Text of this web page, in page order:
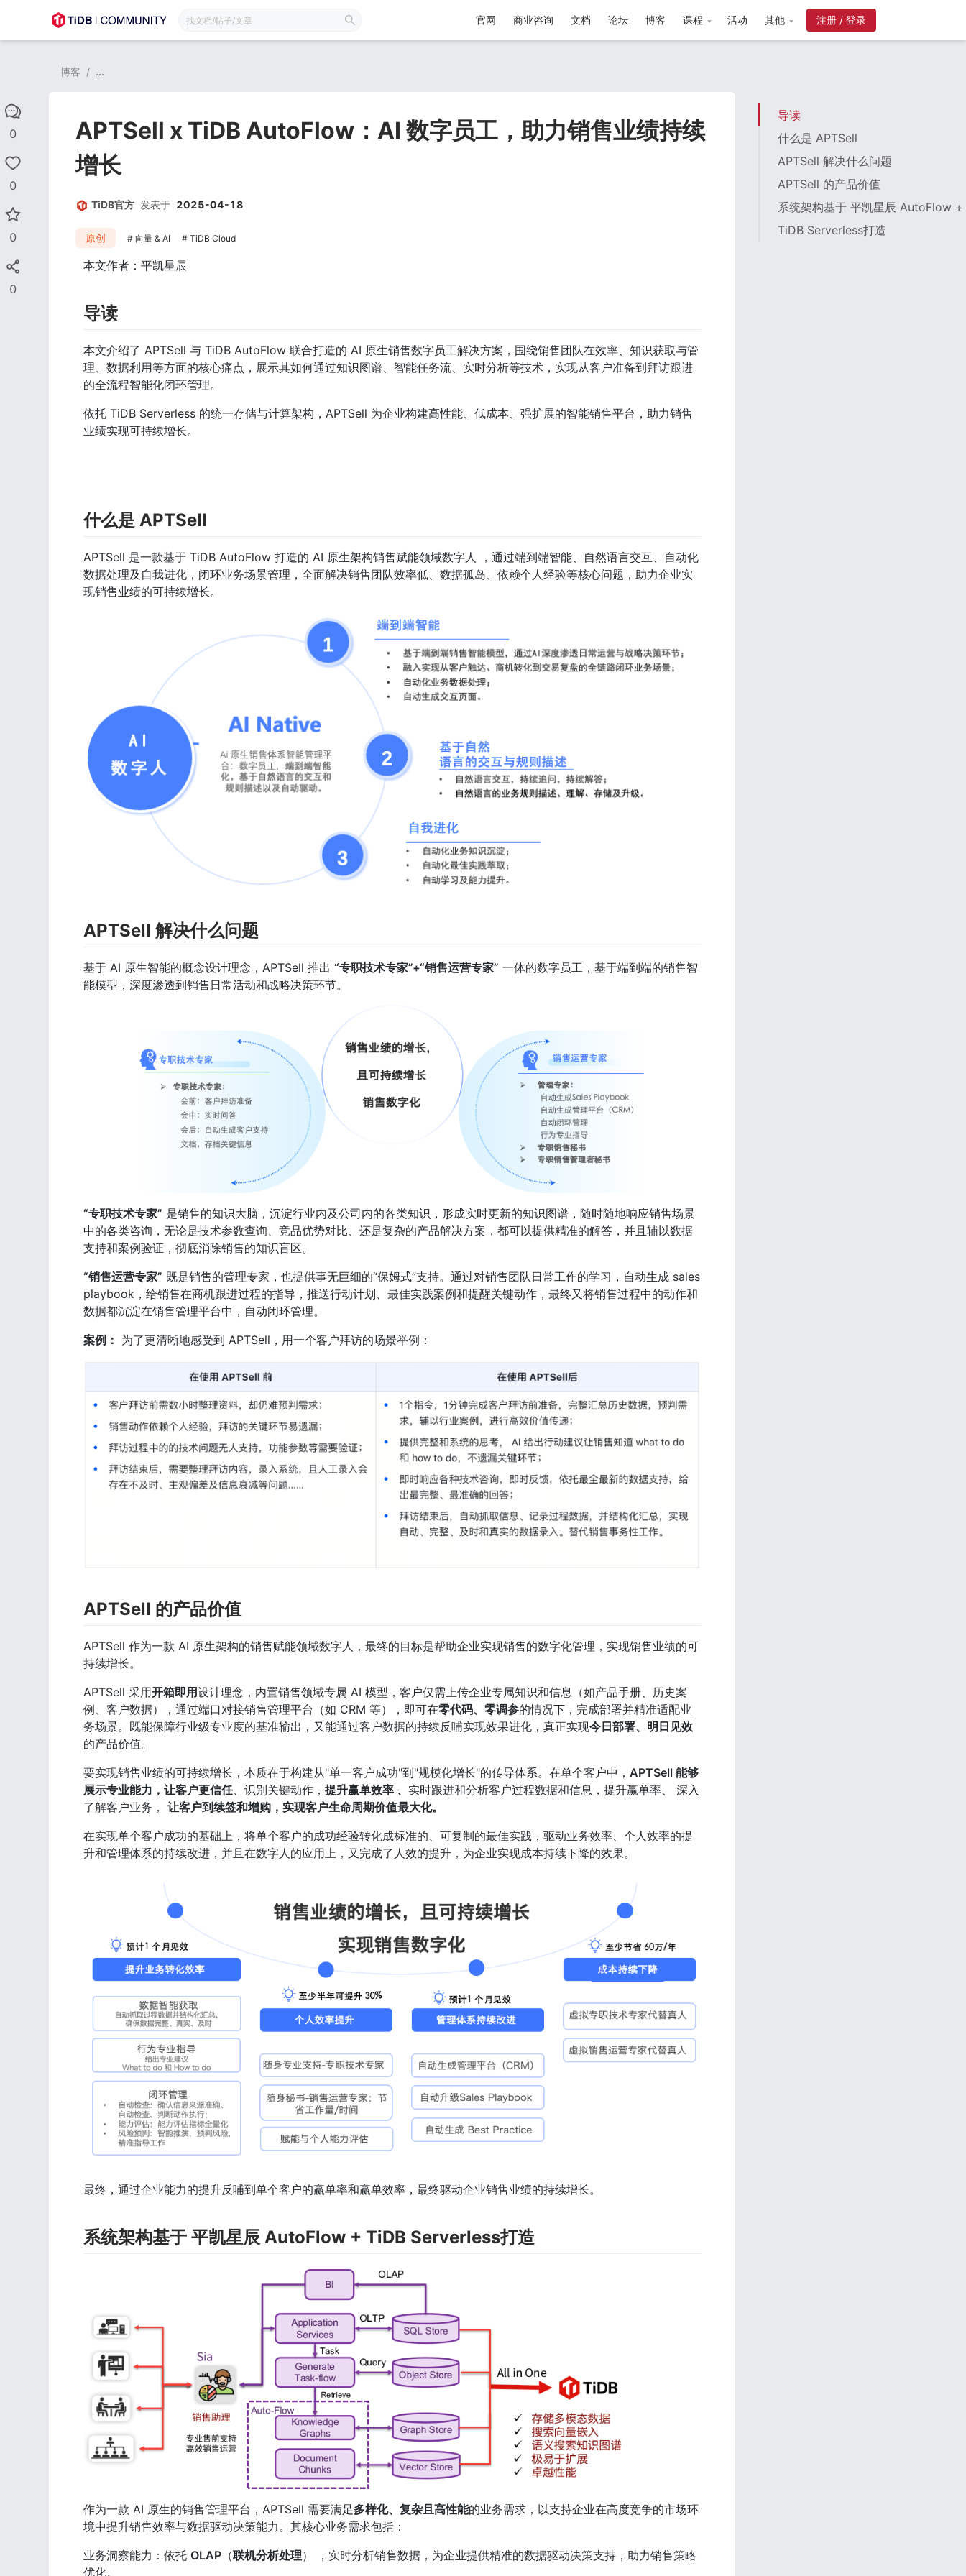
官网 商业咨询 文档 论坛 博客 课程 活动 其他 注册 / 登录
0
0
0
0
博客 / ...
APTSell x TiDB AutoFlow：AI 数字员工，助力销售业绩持续
增长
TiDB官方 发表于 2025-04-18
原创 向量 & AI TiDB Cloud
本文作者：平凯星辰
导读
本文介绍了 APTSell 与 TiDB AutoFlow 联合打造的 AI 原生销售数字员工解决方案，围绕销售团队在效率、知识获取与管
理、数据利用等方面的核心痛点，展示其如何通过知识图谱、智能任务流、实时分析等技术，实现从客户准备到拜访跟进
的全流程智能化闭环管理。
依托 TiDB Serverless 的统一存储与计算架构，APTSell 为企业构建高性能、低成本、强扩展的智能销售平台，助力销售
业绩实现可持续增长。
什么是 APTSell
APTSell 是一款基于 TiDB AutoFlow 打造的 AI 原生架构销售赋能领域数字人 ，通过端到端智能、自然语言交互、自动化
数据处理及自我进化，闭环业务场景管理，全面解决销售团队效率低、数据孤岛、依赖个人经验等核心问题，助力企业实
现销售业绩的可持续增长。
APTSell 解决什么问题
基于 AI 原生智能的概念设计理念，APTSell 推出 “专职技术专家”+“销售运营专家” 一体的数字员工，基于端到端的销售智
能模型，深度渗透到销售日常活动和战略决策环节。
“专职技术专家” 是销售的知识大脑，沉淀行业内及公司内的各类知识，形成实时更新的知识图谱，随时随地响应销售场景
中的各类咨询，无论是技术参数查询、竞品优势对比、还是复杂的产品解决方案，都可以提供精准的解答，并且辅以数据
支持和案例验证，彻底消除销售的知识盲区。
“销售运营专家” 既是销售的管理专家，也提供事无巨细的“保姆式”支持。通过对销售团队日常工作的学习，自动生成 sales
playbook，给销售在商机跟进过程的指导，推送行动计划、最佳实践案例和提醒关键动作，最终又将销售过程中的动作和
数据都沉淀在销售管理平台中，自动闭环管理。
案例： 为了更清晰地感受到 APTSell，用一个客户拜访的场景举例：
APTSell 的产品价值
APTSell 作为一款 AI 原生架构的销售赋能领域数字人，最终的目标是帮助企业实现销售的数字化管理，实现销售业绩的可
持续增长。
APTSell 采用开箱即用设计理念，内置销售领域专属 AI 模型，客户仅需上传企业专属知识和信息（如产品手册、历史案
例、客户数据），通过端口对接销售管理平台（如 CRM 等），即可在零代码、零调参的情况下，完成部署并精准适配业
务场景。既能保障行业级专业度的基准输出，又能通过客户数据的持续反哺实现效果进化，真正实现今日部署、明日见效
的产品价值。
要实现销售业绩的可持续增长，本质在于构建从"单一客户成功"到"规模化增长"的传导体系。在单个客户中， APTSell 能够
展示专业能力，让客户更信任、识别关键动作， 提升赢单效率 、 实时跟进和分析客户过程数据和信息，提升赢单率、 深入
了解客户业务， 让客户到续签和增购，实现客户生命周期价值最大化。
在实现单个客户成功的基础上，将单个客户的成功经验转化成标准的、可复制的最佳实践，驱动业务效率、个人效率的提
升和管理体系的持续改进，并且在数字人的应用上，又完成了人效的提升，为企业实现成本持续下降的效果。
最终，通过企业能力的提升反哺到单个客户的赢单率和赢单效率，最终驱动企业销售业绩的持续增长。
系统架构基于 平凯星辰 AutoFlow + TiDB Serverless打造
作为一款 AI 原生的销售管理平台，APTSell 需要满足多样化、复杂且高性能的业务需求，以支持企业在高度竞争的市场环
境中提升销售效率与数据驱动决策能力。其核心业务需求包括：
业务洞察能力：依托 OLAP （联机分析处理） ，实时分析销售数据，为企业提供精准的数据驱动决策支持，助力销售策略
优化。
导读
什么是 APTSell
APTSell 解决什么问题
APTSell 的产品价值
系统架构基于 平凯星辰 AutoFlow +
TiDB Serverless打造